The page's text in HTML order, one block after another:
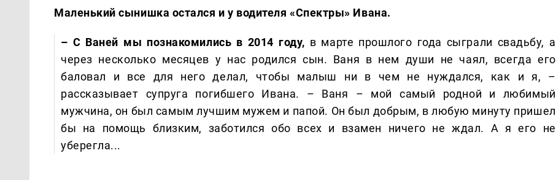
Маленький сынишка остался и у водителя «Спектры» Ивана.
– С Ваней мы познакомились в 2014 году, в марте прошлого года сыграли свадьбу, а
через несколько месяцев у нас родился сын. Ваня в нем души не чаял, всегда его
баловал и все для него делал, чтобы малыш ни в чем не нуждался, как и я, –
рассказывает супруга погибшего Ивана. – Ваня – мой самый родной и любимый
мужчина, он был самым лучшим мужем и папой. Он был добрым, в любую минуту пришел
бы на помощь близким, заботился обо всех и взамен ничего не ждал. А я его не
уберегла...